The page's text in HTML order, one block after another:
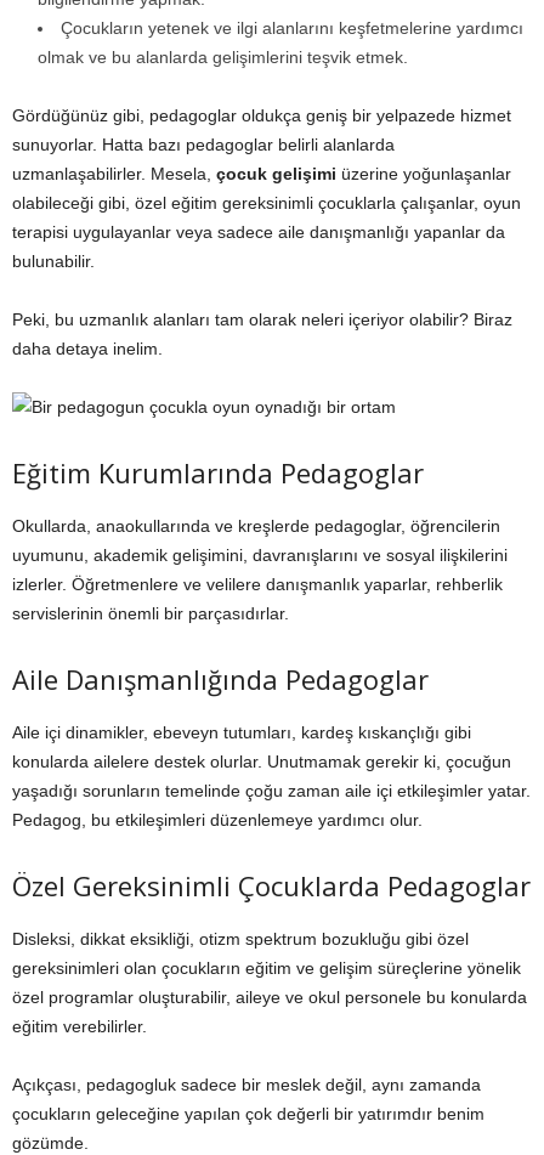
Çocukların yetenek ve ilgi alanlarını keşfetmelerine yardımcı
olmak ve bu alanlarda gelişimlerini teşvik etmek.
Gördüğünüz gibi, pedagoglar oldukça geniş bir yelpazede hizmet
sunuyorlar. Hatta bazı pedagoglar belirli alanlarda
uzmanlaşabilirler. Mesela, çocuk gelişimi üzerine yoğunlaşanlar
olabileceği gibi, özel eğitim gereksinimli çocuklarla çalışanlar, oyun
terapisi uygulayanlar veya sadece aile danışmanlığı yapanlar da
bulunabilir.
Peki, bu uzmanlık alanları tam olarak neleri içeriyor olabilir? Biraz
daha detaya inelim.
Eğitim Kurumlarında Pedagoglar
Okullarda, anaokullarında ve kreşlerde pedagoglar, öğrencilerin
uyumunu, akademik gelişimini, davranışlarını ve sosyal ilişkilerini
izlerler. Öğretmenlere ve velilere danışmanlık yaparlar, rehberlik
servislerinin önemli bir parçasıdırlar.
Aile Danışmanlığında Pedagoglar
Aile içi dinamikler, ebeveyn tutumları, kardeş kıskançlığı gibi
konularda ailelere destek olurlar. Unutmamak gerekir ki, çocuğun
yaşadığı sorunların temelinde çoğu zaman aile içi etkileşimler yatar.
Pedagog, bu etkileşimleri düzenlemeye yardımcı olur.
Özel Gereksinimli Çocuklarda Pedagoglar
Disleksi, dikkat eksikliği, otizm spektrum bozukluğu gibi özel
gereksinimleri olan çocukların eğitim ve gelişim süreçlerine yönelik
özel programlar oluşturabilir, aileye ve okul personele bu konularda
eğitim verebilirler.
Açıkçası, pedagogluk sadece bir meslek değil, aynı zamanda
çocukların geleceğine yapılan çok değerli bir yatırımdır benim
gözümde.